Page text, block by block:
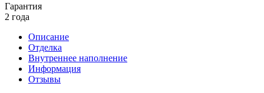
Гарантия
2 года
Описание
Отделка
Внутреннее наполнение
Информация
Отзывы